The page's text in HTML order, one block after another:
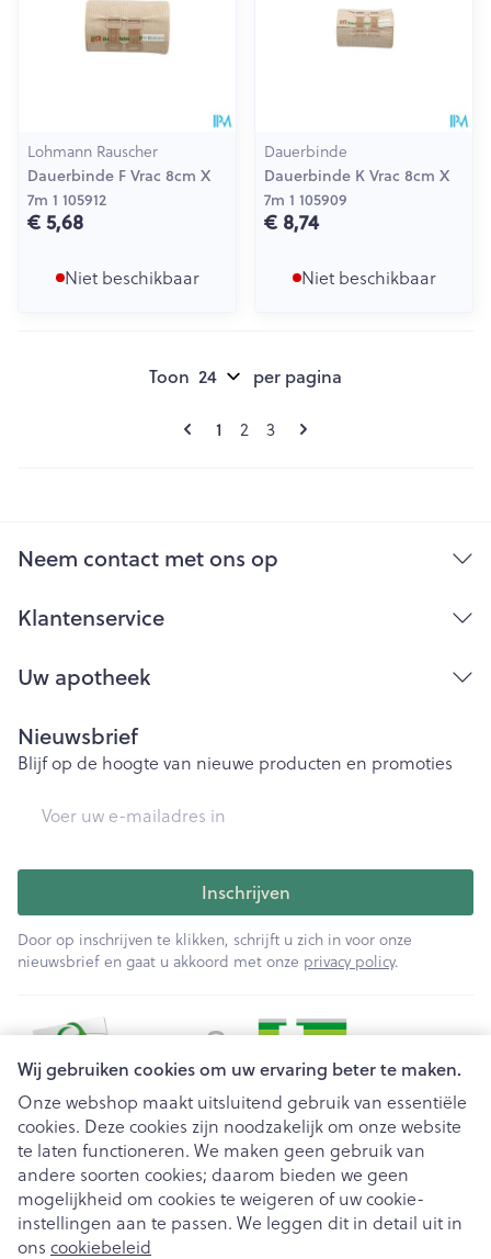
Wij gebruiken cookies om uw ervaring beter te maken.
Onze webshop maakt uitsluitend gebruik van essentiële
cookies. Deze cookies zijn noodzakelijk om onze website
te laten functioneren. We maken geen gebruik van
andere soorten cookies; daarom bieden we geen
mogelijkheid om cookies te weigeren of uw cookie-
instellingen aan te passen. We leggen dit in detail uit in
ons cookiebeleid
Lohmann Rauscher
Dauerbinde F Vrac 8cm X
7m 1 105912
€ 5,68
Niet beschikbaar
Dauerbinde
Dauerbinde K Vrac 8cm X
7m 1 105909
€ 8,74
Niet beschikbaar
Pagina's
U lees momenteel pagina
1 Pagina
2 Pagina
3
Toon per pagina
Neem contact met ons op
Klantenservice
Uw apotheek
Nieuwsbrief
Blijf op de hoogte van nieuwe producten en promoties
Inschrijven
Door op inschrijven te klikken, schrijft u zich in voor onze
nieuwsbrief en gaat u akkoord met onze privacy policy.
Juridische links